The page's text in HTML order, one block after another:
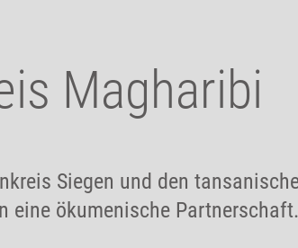
Magharibi
Siegen und den
eine ökumenische Partnerschaft.